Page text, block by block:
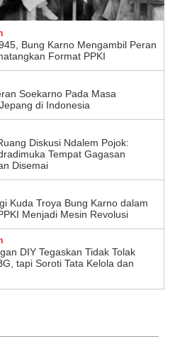
Bung Karno Mengambil Peran
Format PPKI
Soekarno Pada Masa
di Indonesia
Diskusi Ndalem Pojok:
Tempat Gagasan
Disemai
Kuda Troya Bung Karno dalam
Menjadi Mesin Revolusi
DIY Tegaskan Tidak Tolak
tapi Soroti Tata Kelola dan